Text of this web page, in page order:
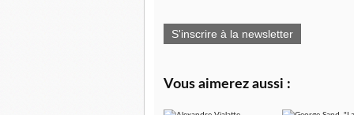
S'inscrire à la newsletter
Vous aimerez aussi :